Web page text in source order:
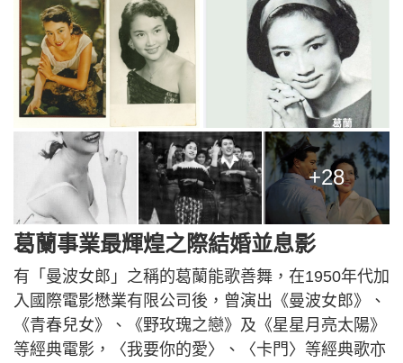
+28
葛蘭事業最輝煌之際結婚並息影
有「曼波女郎」之稱的葛蘭能歌善舞，在1950年代加
入國際電影懋業有限公司後，曾演出《曼波女郎》、
《青春兒女》、《野玫瑰之戀》及《星星月亮太陽》
等經典電影，〈我要你的愛〉、〈卡門〉等經典歌亦